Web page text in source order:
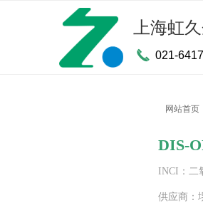
끅 021-
上海虹
网站首页
DIS-
INCI：二
供应商：